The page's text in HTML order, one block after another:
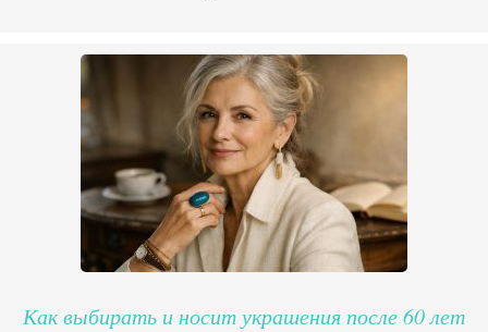
Как выбирать и носит украшения после 60 лет